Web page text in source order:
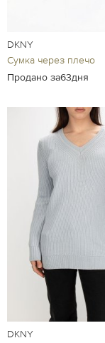
DKNY
Сумка через плечо
Продано за63дня
DKNY